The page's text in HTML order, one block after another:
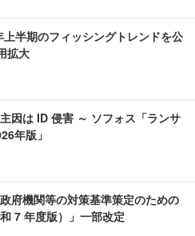
半期のフィッシングトレンドを公
拡大
因は ID 侵害 ～ ソフォス「ランサ
年版」
府機関等の対策基準策定のための
7 年度版）」一部改定